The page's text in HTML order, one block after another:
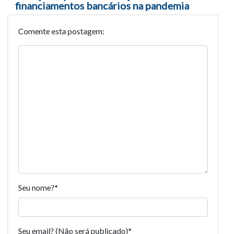
financiamentos bancários na pandemia
Comente esta postagem:
Seu nome?*
Seu email? (Não será publicado)*